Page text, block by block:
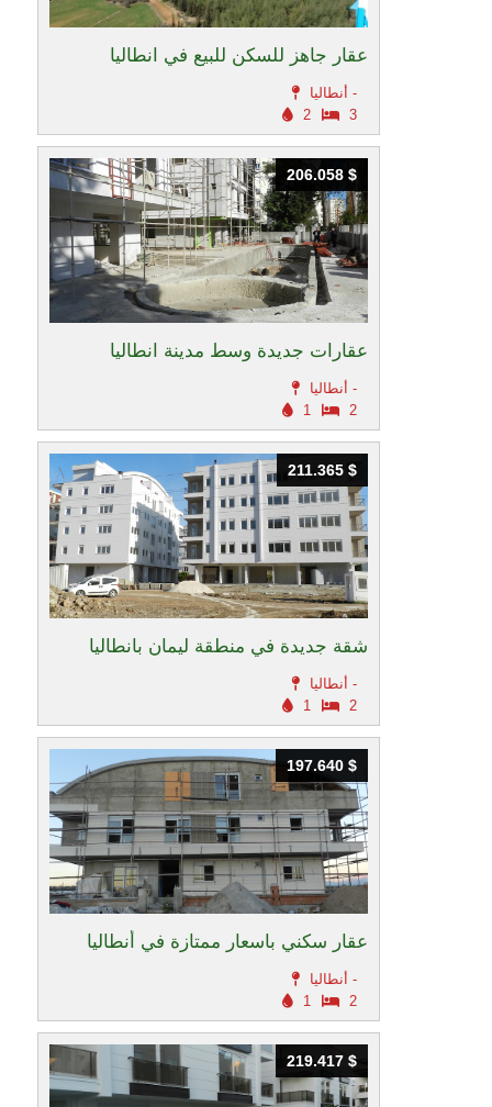
عقار جاهز للسكن للبيع في انطاليا
أنطاليا -
3
2
عقارات جديدة وسط مدينة انطاليا
أنطاليا -
2
1
206.058 $
206.058 $
شقة جديدة في منطقة ليمان بانطاليا
أنطاليا -
2
1
211.365 $
211.365 $
عقار سكني باسعار ممتازة في أنطاليا
أنطاليا -
2
1
197.640 $
197.640 $
219.417 $
219.417 $